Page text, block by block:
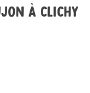
à Clichy